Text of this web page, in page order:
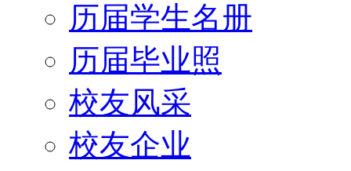
历届学生名册
历届毕业照
校友风采
校友企业